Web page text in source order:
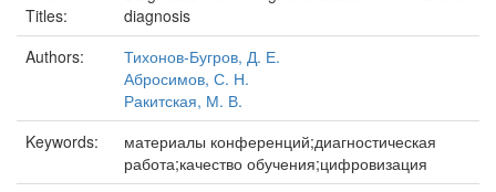
Titles:
diagnosis
Authors:
Тихонов-Бугров, Д. Е.
Абросимов, С. Н.
Ракитская, М. В.
Keywords:
материалы конференций;диагностическая
работа;качество обучения;цифровизация